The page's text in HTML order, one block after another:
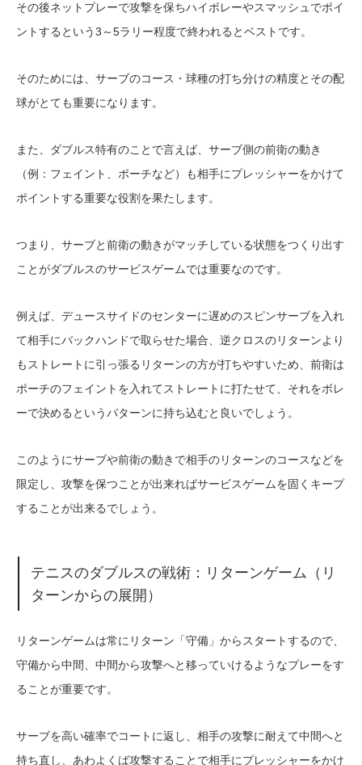
その後ネットプレーで攻撃を保ちハイボレーやスマッシュでポイ
ントするという3～5ラリー程度で終われるとベストです。
そのためには、サーブのコース・球種の打ち分けの精度とその配
球がとても重要になります。
また、ダブルス特有のことで言えば、サーブ側の前衛の動き
（例：フェイント、ポーチなど）も相手にプレッシャーをかけて
ポイントする重要な役割を果たします。
つまり、サーブと前衛の動きがマッチしている状態をつくり出す
ことがダブルスのサービスゲームでは重要なのです。
例えば、デュースサイドのセンターに遅めのスピンサーブを入れ
て相手にバックハンドで取らせた場合、逆クロスのリターンより
もストレートに引っ張るリターンの方が打ちやすいため、前衛は
ポーチのフェイントを入れてストレートに打たせて、それをボレ
ーで決めるというパターンに持ち込むと良いでしょう。
このようにサーブや前衛の動きで相手のリターンのコースなどを
限定し、攻撃を保つことが出来ればサービスゲームを固くキープ
することが出来るでしょう。
テニスのダブルスの戦術：リターンゲーム（リ
ターンからの展開）
リターンゲームは常にリターン「守備」からスタートするので、
守備から中間、中間から攻撃へと移っていけるようなプレーをす
ることが重要です。
サーブを高い確率でコートに返し、相手の攻撃に耐えて中間へと
持ち直し、あわよくば攻撃することで相手にプレッシャーをかけ